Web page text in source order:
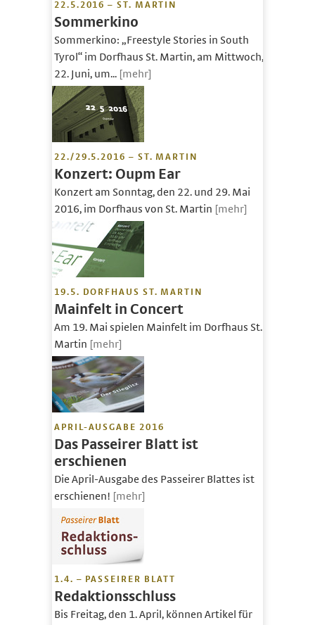
22.5.2016 – ST. MARTIN
Sommerkino
Sommerkino: „Freestyle Stories in South
Tyrol“ im Dorfhaus St. Martin, am Mittwoch,
22. Juni, um... [mehr]
22./29.5.2016 – ST. MARTIN
Konzert: Oupm Ear
Konzert am Sonntag, den 22. und 29. Mai
2016, im Dorfhaus von St. Martin [mehr]
19.5. DORFHAUS ST. MARTIN
Mainfelt in Concert
Am 19. Mai spielen Mainfelt im Dorfhaus St.
Martin [mehr]
APRIL-AUSGABE 2016
Das Passeirer Blatt ist
erschienen
Die April-Ausgabe des Passeirer Blattes ist
erschienen! [mehr]
1.4. – PASSEIRER BLATT
Redaktionsschluss
Bis Freitag, den 1. April, können Artikel für